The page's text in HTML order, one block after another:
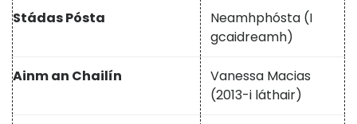
Stádas Pósta
Neamhphósta (I
gcaidreamh)
Ainm an Chailín
Vanessa Macias
(2013-i láthair)